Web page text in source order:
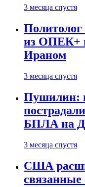
3 месяца спустя
из ОПЕК+
Ираном
3 месяца спустя
Пушилин:
БПЛА на
3 месяца спустя
США
связанные